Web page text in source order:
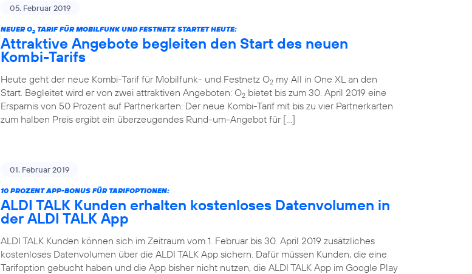
05. Februar 2019
NEUER O2 TARIF FÜR MOBILFUNK UND FESTNETZ STARTET HEUTE:
Attraktive Angebote begleiten den Start des neuen
Kombi-Tarifs
Heute geht der neue Kombi-Tarif für Mobilfunk- und Festnetz O2 my All in One XL an den
Start. Begleitet wird er von zwei attraktiven Angeboten: O2 bietet bis zum 30. April 2019 eine
Ersparnis von 50 Prozent auf Partnerkarten. Der neue Kombi-Tarif mit bis zu vier Partnerkarten
zum halben Preis ergibt ein überzeugendes Rund-um-Angebot für […]
01. Februar 2019
10 PROZENT APP-BONUS FÜR TARIFOPTIONEN:
ALDI TALK Kunden erhalten kostenloses Datenvolumen in
der ALDI TALK App
ALDI TALK Kunden können sich im Zeitraum vom 1. Februar bis 30. April 2019 zusätzliches
kostenloses Datenvolumen über die ALDI TALK App sichern. Dafür müssen Kunden, die eine
Tarifoption gebucht haben und die App bisher nicht nutzen, die ALDI TALK App im Google Play